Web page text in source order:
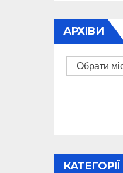
АРХІВИ
Архіви
КАТЕГОРІЇ